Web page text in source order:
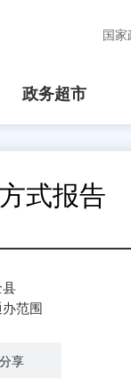
国
政务超市
式报告
县
范围
分享